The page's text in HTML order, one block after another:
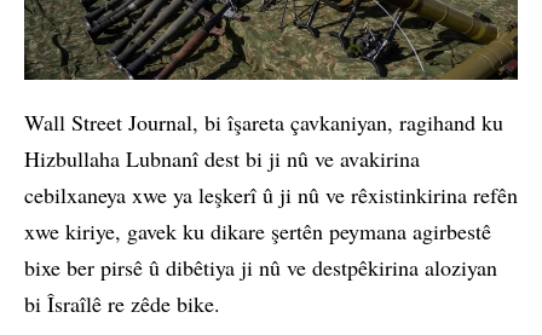
Wall Street Journal, bi îşareta çavkaniyan, ragihand ku
Hizbullaha Lubnanî dest bi ji nû ve avakirina
cebilxaneya xwe ya leşkerî û ji nû ve rêxistinkirina refên
xwe kiriye, gavek ku dikare şertên peymana agirbestê
bixe ber pirsê û dibêtiya ji nû ve destpêkirina aloziyan
bi Îsraîlê re zêde bike.